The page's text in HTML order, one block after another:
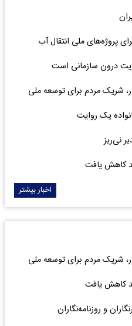
پروژه‌های ملی انتقال آب
درون سازمانی است
شریک مردم برای توسعه ملی
یک روایت
نی‌ریز
اخبار بیشتر
شریک مردم برای توسعه ملی
و روزنامه‌نگاران